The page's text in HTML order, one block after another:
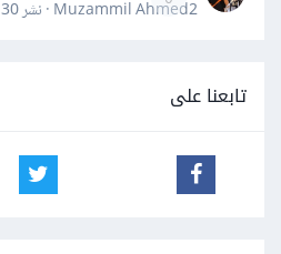
Muzammil Ahmed2 · نشر
30 مايو
تابعنا على